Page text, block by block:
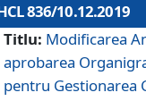
836/10.12.2019
Titlu: Modificarea
aprobarea
pentru Gestionarea